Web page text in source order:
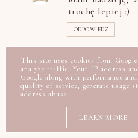
trochę lepiej :)
ODPOWIEDZ
A 16 STYCZNIA
W moim
ulubieńcy i tak jak
nivea, choć i tak
This site uses cookies from
analyze traffic. Your IP address
Google along with performance
quality of service, generate usage
address abuse.
LEARN MORE